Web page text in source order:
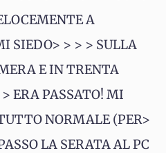
A
SIEDO> > > > SULLA
E IN TRENTA
ERA PASSATO! MI
NORMALE (PER>
LA SERATA AL PC